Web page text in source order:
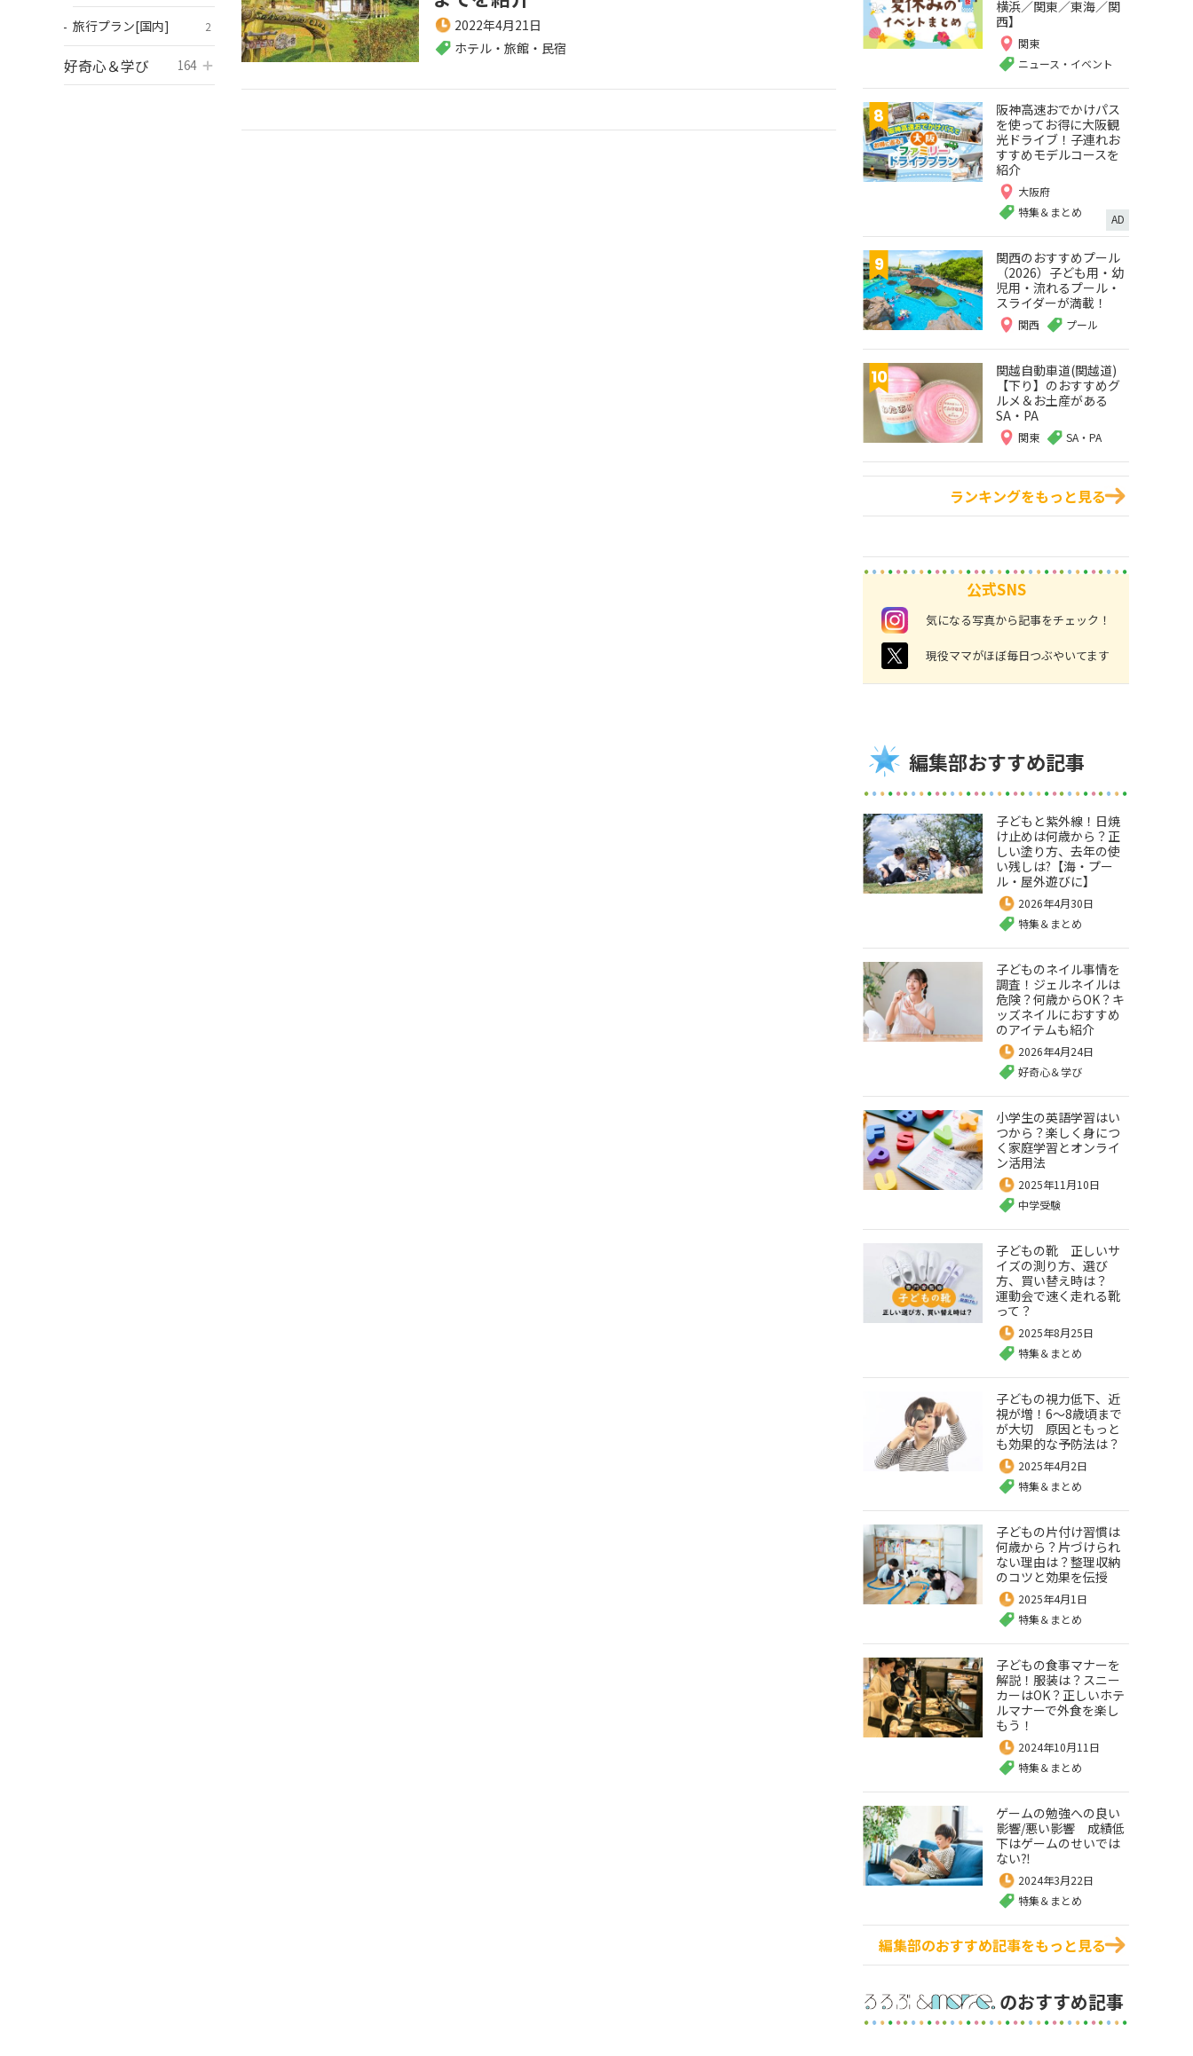
旅行プラン[国内] 2
好奇心＆学び 164 開く
2022年4月21日
ホテル・旅館・民宿
横浜／関東／東海／関
西】
関東
ニュース・イベント
阪神高速おでかけパス
を使ってお得に大阪観
光ドライブ！子連れお
すすめモデルコースを
紹介
大阪府
特集＆まとめ
AD
関西のおすすめプール
（2026）子ども用・幼
児用・流れるプール・
スライダーが満載！
関西 プール
関越自動車道(関越道)
【下り】のおすすめグ
ルメ＆お土産がある
SA・PA
関東 SA・PA
ランキングをもっと見る
公式SNS
instagram 気になる写真から記事をチェック！
twitter 現役ママがほぼ毎日つぶやいてます
編集部おすすめ記事
子どもと紫外線！日焼
け止めは何歳から？正
しい塗り方、去年の使
い残しは?【海・プー
ル・屋外遊びに】
2026年4月30日
特集＆まとめ
子どものネイル事情を
調査！ジェルネイルは
危険？何歳からOK？キ
ッズネイルにおすすめ
のアイテムも紹介
2026年4月24日
好奇心＆学び
小学生の英語学習はい
つから？楽しく身につ
く家庭学習とオンライ
ン活用法
2025年11月10日
中学受験
子どもの靴 正しいサ
イズの測り方、選び
方、買い替え時は？
運動会で速く走れる靴
って？
2025年8月25日
特集＆まとめ
子どもの視力低下、近
視が増！6～8歳頃まで
が大切 原因ともっと
も効果的な予防法は？
2025年4月2日
特集＆まとめ
子どもの片付け習慣は
何歳から？片づけられ
ない理由は？整理収納
のコツと効果を伝授
2025年4月1日
特集＆まとめ
子どもの食事マナーを
解説！服装は？スニー
カーはOK？正しいホテ
ルマナーで外食を楽し
もう！
2024年10月11日
特集＆まとめ
ゲームの勉強への良い
影響/悪い影響 成績低
下はゲームのせいでは
ない⁈
2024年3月22日
特集＆まとめ
編集部のおすすめ記事をもっと見る
のおすすめ記事